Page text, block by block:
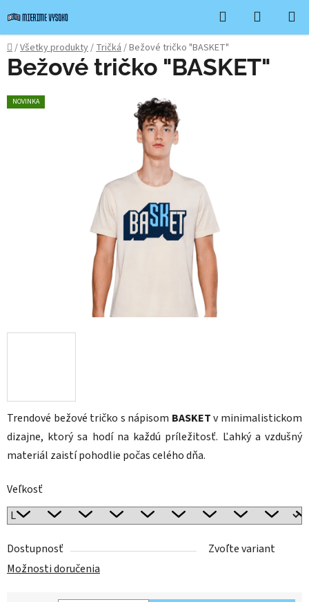
na
obsah
Hľadať
KOŠÍK
Domov
/Všetky produkty/Tričká/Bežové tričko "BASKET"
Trendové bežové tričko s nápisom BASKETv minimalistickom
dizajne, ktorý sa hodí na každú príležitosť. Ľahký a vzdušný
materiál zaistí pohodlie počas celého dňa.
Veľkosť
Dostupnosť
Zvoľte variant
Možnosti doručenia
Bežové tričko "BASKET"
NOVINKA